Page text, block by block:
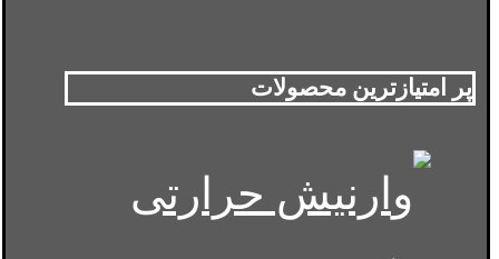
پر امتیازترین محصولات